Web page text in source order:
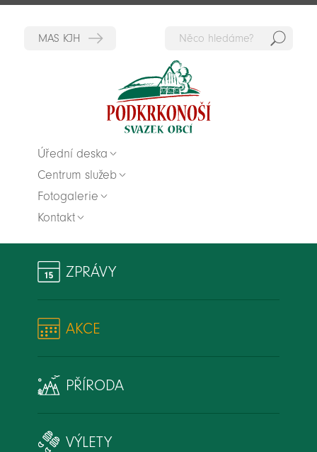
Úřední deska
Centrum služeb
Fotogalerie
Kontakt
ZPRÁVY
AKCE
PŘÍRODA
VÝLETY